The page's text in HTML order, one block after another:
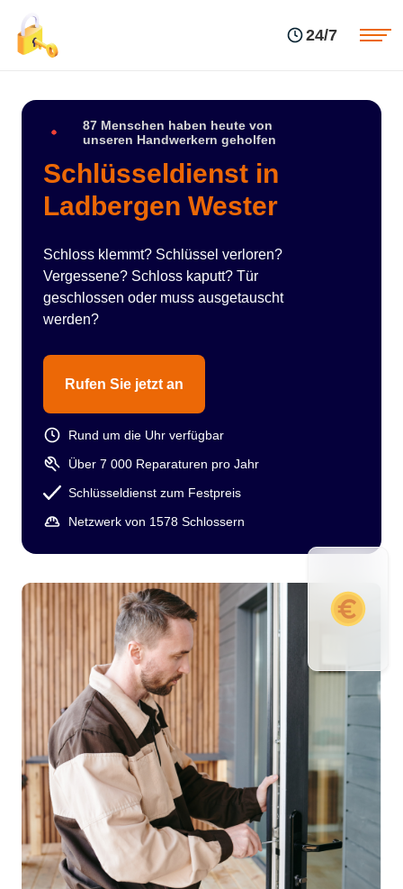
24/7
87 Menschen haben heute von
unseren Handwerkern geholfen
Schlüsseldienst in
Ladbergen Wester
Schloss klemmt? Schlüssel verloren?
Vergessene? Schloss kaputt? Tür
geschlossen oder muss ausgetauscht
werden?
Rufen Sie jetzt an
Rund um die Uhr verfügbar
Über 7 000 Reparaturen pro Jahr
Schlüsseldienst zum Festpreis
Netzwerk von 1578 Schlossern